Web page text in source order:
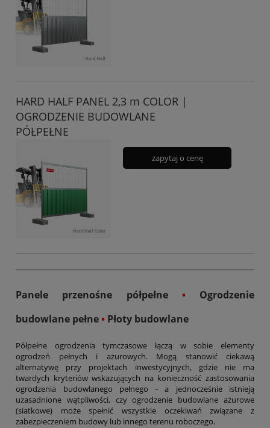
HARD HALF PANEL 2,3 m COLOR |
OGRODZENIE BUDOWLANE
PÓŁPEŁNE
zapytaj o cenę
Panele przenośne półpełne • Ogrodzenie
budowlane pełne• Płoty budowlane
Półpełne ogrodzenia tymczasowe łączą w sobie elementy
ogrodzeń pełnych i ażurowych. Mogą stanowić ciekawą
alternatywę przy projektach inwestycyjnych, gdzie nie ma
twardych kryteriów wskazujących na konieczność zastosowania
ogrodzenia budowlanego pełnego - a jednocześnie istnieją
uzasadnione wątpliwości, czy ogrodzenie budowlane ażurowe
(siatkowe) może spełnić wszystkie oczekiwań związane z
zabezpieczeniem budowy lub innego terenu roboczego.